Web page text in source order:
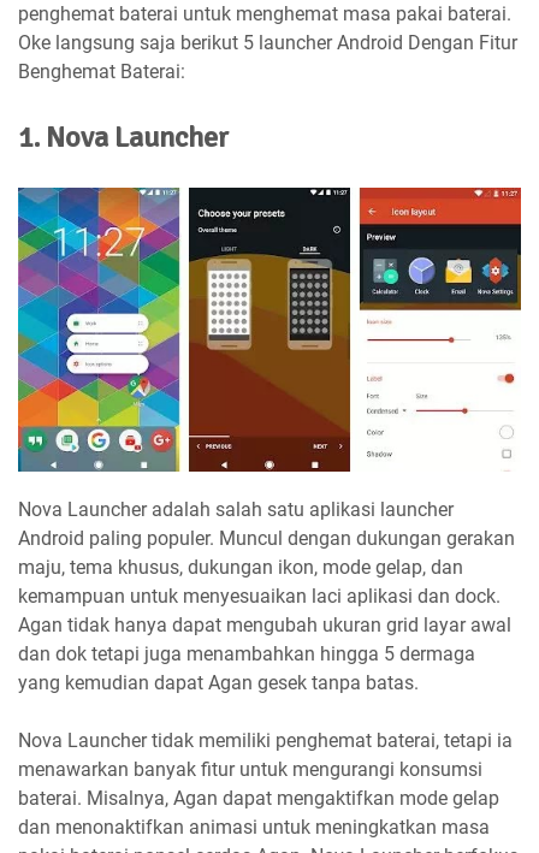
penghemat baterai untuk menghemat masa pakai baterai.
Oke langsung saja berikut 5 launcher Android Dengan Fitur
Benghemat Baterai:
1. Nova Launcher
Nova Launcher adalah salah satu aplikasi launcher
Android paling populer. Muncul dengan dukungan gerakan
maju, tema khusus, dukungan ikon, mode gelap, dan
kemampuan untuk menyesuaikan laci aplikasi dan dock.
Agan tidak hanya dapat mengubah ukuran grid layar awal
dan dok tetapi juga menambahkan hingga 5 dermaga
yang kemudian dapat Agan gesek tanpa batas.
Nova Launcher tidak memiliki penghemat baterai, tetapi ia
menawarkan banyak fitur untuk mengurangi konsumsi
baterai. Misalnya, Agan dapat mengaktifkan mode gelap
dan menonaktifkan animasi untuk meningkatkan masa